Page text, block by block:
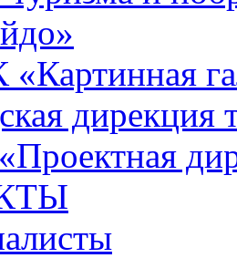
дирекция